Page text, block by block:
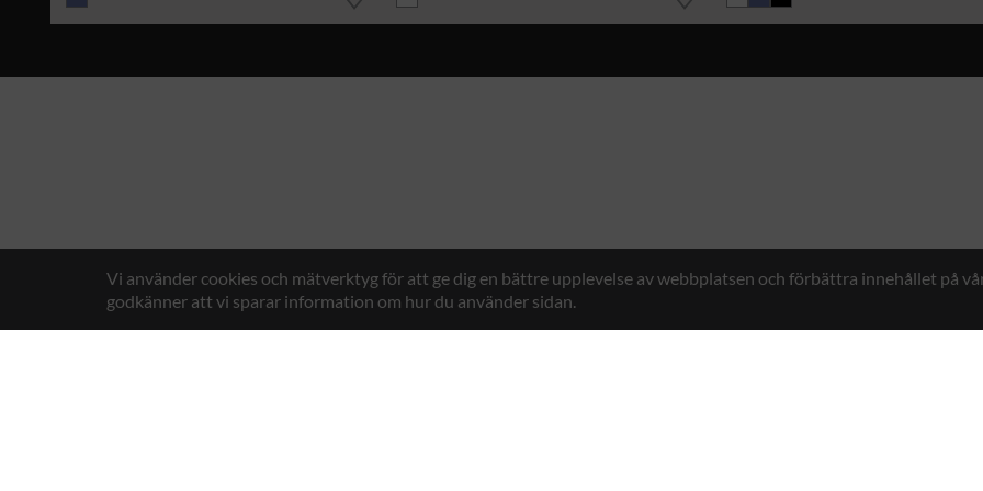
Vi använder cookies och mätverktyg för att ge dig en bättre upplevelse av webbplatsen och förbättra innehållet på
godkänner att vi sparar information om hur du använder sidan.